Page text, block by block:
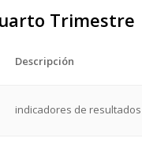
Trimestre
Descripción
indicadores de resultados